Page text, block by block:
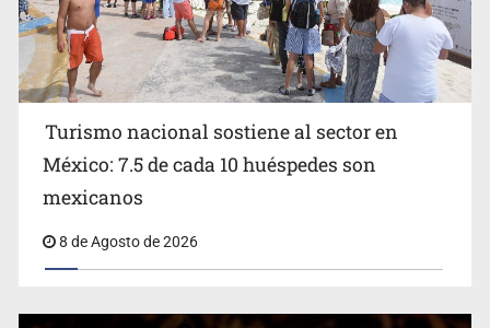
Belinda se corona como la más bella de 2026 en People
Turismo nacional sostiene al sector en
México: 7.5 de cada 10 huéspedes son
mexicanos
8 de Agosto de 2026